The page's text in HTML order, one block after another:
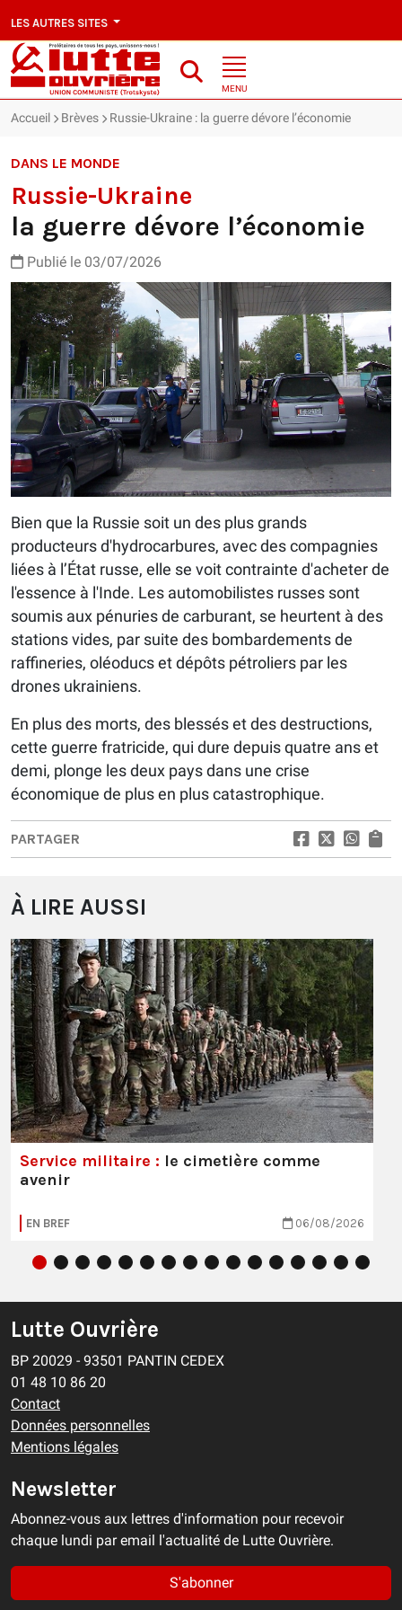
LES AUTRES SITES
MENU
Accueil Brèves Russie-Ukraine : la guerre dévore l’économie
DANS LE MONDE
Russie-Ukraine
la guerre dévore l’économie
Publié le 03/07/2026
Bien que la Russie soit un des plus grands
producteurs d'hydrocarbures, avec des compagnies
liées à l’État russe, elle se voit contrainte d'acheter de
l'essence à l'Inde. Les automobilistes russes sont
soumis aux pénuries de carburant, se heurtent à des
stations vides, par suite des bombardements de
raffineries, oléoducs et dépôts pétroliers par les
drones ukrainiens.
En plus des morts, des blessés et des destructions,
cette guerre fratricide, qui dure depuis quatre ans et
demi, plonge les deux pays dans une crise
économique de plus en plus catastrophique.
PARTAGER
À LIRE AUSSI
Service militaire : le cimetière comme
avenir
EN BREF 06/08/2026
Lutte Ouvrière
BP 20029 - 93501 PANTIN CEDEX
01 48 10 86 20
Contact
Données personnelles
Mentions légales
Newsletter
Abonnez-vous aux lettres d'information pour recevoir
chaque lundi par email l'actualité de Lutte Ouvrière.
S'abonner